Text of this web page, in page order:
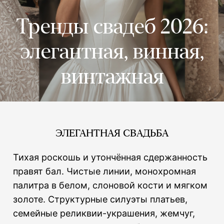
Тренды свадеб 2026:
элегантная, винная,
винтажная
ЭЛЕГАНТНАЯ СВАДЬБА
Тихая роскошь и утончённая сдержанность
правят бал. Чистые линии, монохромная
палитра в белом, слоновой кости и мягком
золоте. Структурные силуэты платьев,
семейные реликвии-украшения, жемчуг,